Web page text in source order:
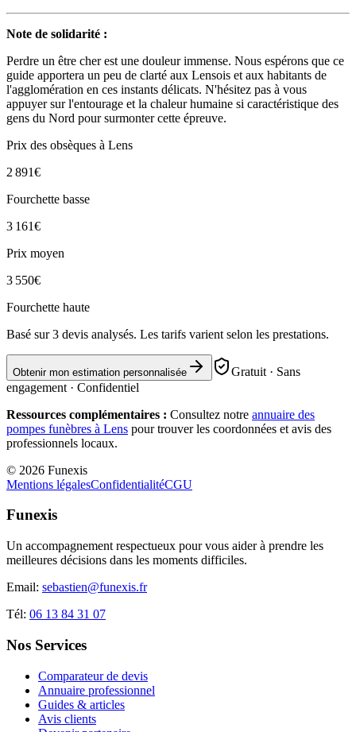
Note de solidarité :
Perdre un être cher est une douleur immense. Nous espérons que ce
guide apportera un peu de clarté aux Lensois et aux habitants de
l'agglomération en ces instants délicats. N'hésitez pas à vous
appuyer sur l'entourage et la chaleur humaine si caractéristique des
gens du Nord pour surmonter cette épreuve.
Prix des obsèques à Lens
2 891€
Fourchette basse
3 161€
Prix moyen
3 550€
Fourchette haute
Basé sur3 devis analysés. Les tarifs varient selon les prestations.
Obtenir mon estimation personnalisée
Gratuit · Sans
engagement · Confidentiel
Ressources complémentaires : Consultez notre annuaire des
pompes funèbres à Lens pour trouver les coordonnées et avis des
professionnels locaux.
© 2026 Funexis
Mentions légalesConfidentialitéCGU
Funexis
Un accompagnement respectueux pour vous aider à prendre les
meilleures décisions dans les moments difficiles.
Email: sebastien@funexis.fr
Tél: 06 13 84 31 07
Nos Services
Comparateur de devis
Annuaire professionnel
Guides & articles
Avis clients